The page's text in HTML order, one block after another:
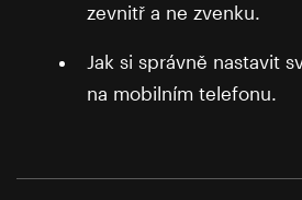
zevnitř a ne zvenku.
Jak si správně nastavit
na mobilním telefonu.